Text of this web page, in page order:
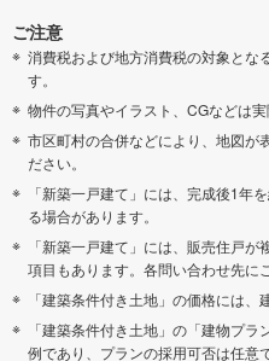
ご注意
消費税および地方消費税の対象とな
す。
物件の写真やイラスト、CGなどは実
市区町村の合併などにより、地図が
ださい。
「新築一戸建て」には、完成後1年
る場合があります。
「新築一戸建て」には、販売住戸
項目もあります。各問い合わせ先に
「建築条件付き土地」の価格には、
「建築条件付き土地」の「建物プ
例であり、プランの採用可否は任意で